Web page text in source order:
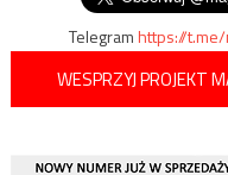
Telegramhttps://
WESPRZYJ PROJEKT